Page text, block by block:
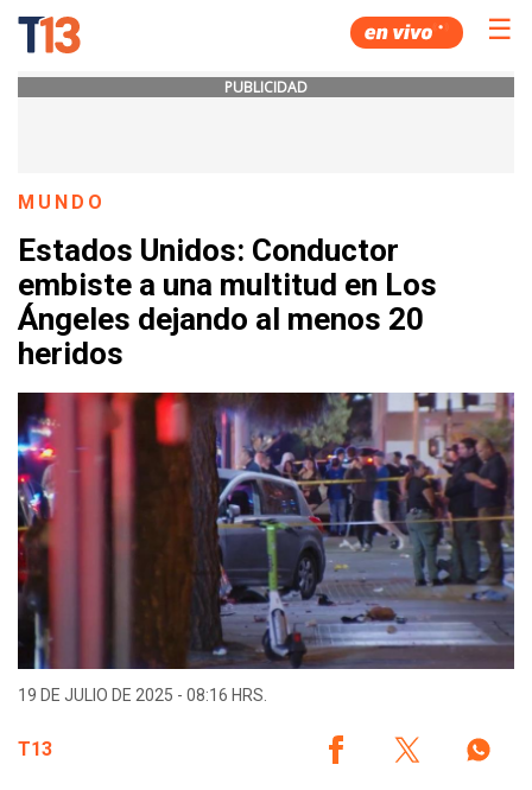
☰
PUBLICIDAD
MUNDO
Estados Unidos: Conductor
embiste a una multitud en Los
Ángeles dejando al menos 20
heridos
19 DE JULIO DE 2025 - 08:16 HRS.
T13